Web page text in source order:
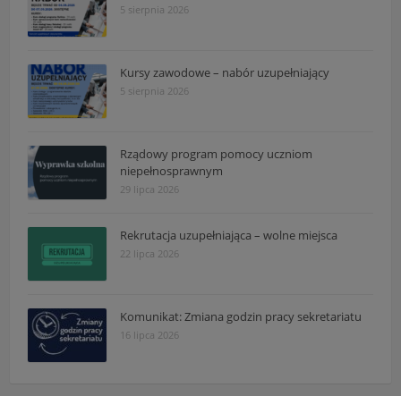
5 sierpnia 2026
Kursy zawodowe – nabór uzupełniający
5 sierpnia 2026
Rządowy program pomocy uczniom
niepełnosprawnym
29 lipca 2026
Rekrutacja uzupełniająca – wolne miejsca
22 lipca 2026
Komunikat: Zmiana godzin pracy sekretariatu
16 lipca 2026